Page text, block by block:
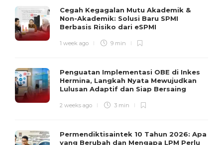
Cegah Kegagalan Mutu Akademik &
Non-Akademik: Solusi Baru SPMI
Berbasis Risiko dari eSPMI
1 week ago 9 min
Penguatan Implementasi OBE di Inkes
Hermina, Langkah Nyata Mewujudkan
Lulusan Adaptif dan Siap Bersaing
2 weeks ago 3 min
Permendiktisaintek 10 Tahun 2026: Apa
yang Berubah dan Mengapa LPM Perlu